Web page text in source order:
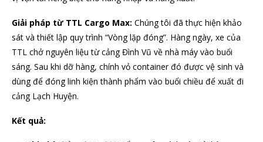
Giải pháp từ TTL Cargo Max: Chúng tôi đã thực hiện khảo
sát và thiết lập quy trình “Vòng lặp đóng”. Hàng ngày, xe của
TTL chở nguyên liệu từ cảng Đình Vũ về nhà máy vào buổi
sáng. Sau khi dỡ hàng, chính vỏ container đó được vệ sinh và
dùng để đóng linh kiện thành phẩm vào buổi chiều để xuất đi
cảng Lạch Huyện.
Kết quả: